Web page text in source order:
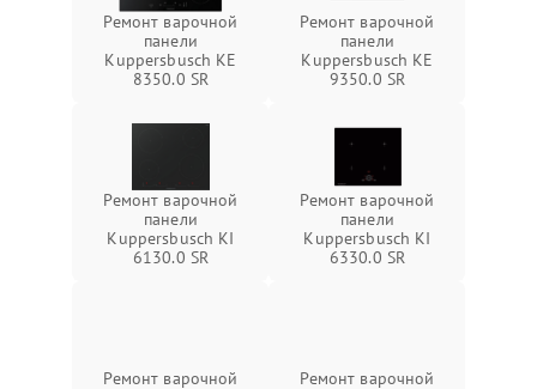
Ремонт варочной
панели
Kuppersbusch KE
8350.0 SR
Ремонт варочной
панели
Kuppersbusch KE
9350.0 SR
Ремонт варочной
панели
Kuppersbusch KI
6130.0 SR
Ремонт варочной
панели
Kuppersbusch KI
6330.0 SR
Ремонт варочной
Ремонт варочной